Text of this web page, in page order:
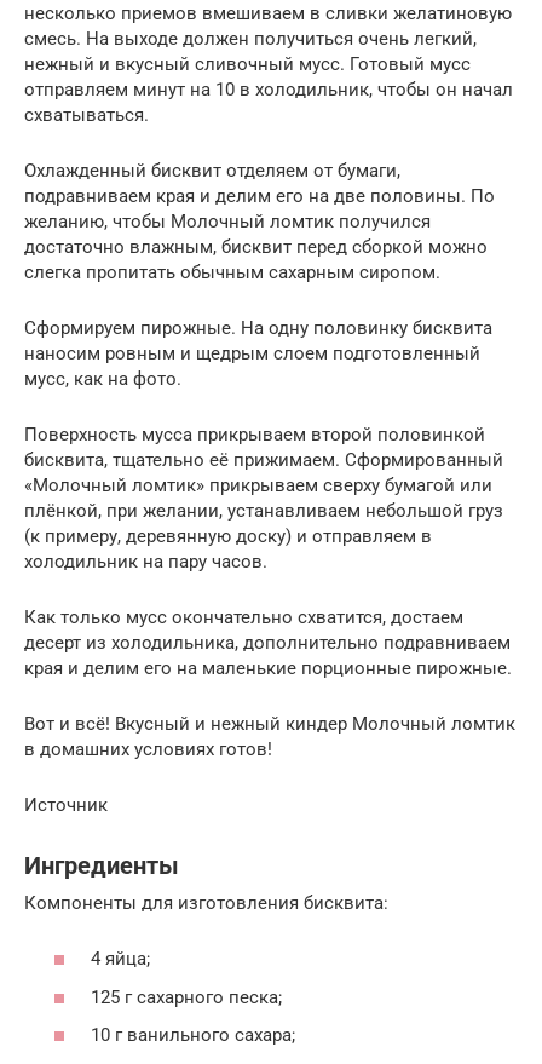
несколько приемов вмешиваем в сливки желатиновую
смесь. На выходе должен получиться очень легкий,
нежный и вкусный сливочный мусс. Готовый мусс
отправляем минут на 10 в холодильник, чтобы он начал
схватываться.
Охлажденный бисквит отделяем от бумаги,
подравниваем края и делим его на две половины. По
желанию, чтобы Молочный ломтик получился
достаточно влажным, бисквит перед сборкой можно
слегка пропитать обычным сахарным сиропом.
Сформируем пирожные. На одну половинку бисквита
наносим ровным и щедрым слоем подготовленный
мусс, как на фото.
Поверхность мусса прикрываем второй половинкой
бисквита, тщательно её прижимаем. Сформированный
«Молочный ломтик» прикрываем сверху бумагой или
плёнкой, при желании, устанавливаем небольшой груз
(к примеру, деревянную доску) и отправляем в
холодильник на пару часов.
Как только мусс окончательно схватится, достаем
десерт из холодильника, дополнительно подравниваем
края и делим его на маленькие порционные пирожные.
Вот и всё! Вкусный и нежный киндер Молочный ломтик
в домашних условиях готов!
Источник
Ингредиенты
Компоненты для изготовления бисквита:
4 яйца;
125 г сахарного песка;
10 г ванильного сахара;